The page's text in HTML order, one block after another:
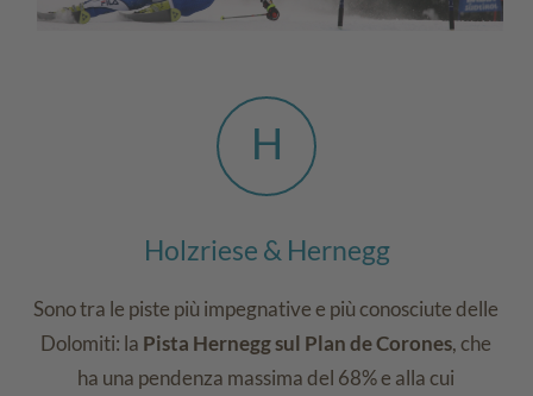
H
Holzriese & Hernegg
Sono tra le piste più impegnative e più conosciute delle
Dolomiti: la Pista Hernegg sul Plan de Corones, che
ha una pendenza massima del 68% e alla cui